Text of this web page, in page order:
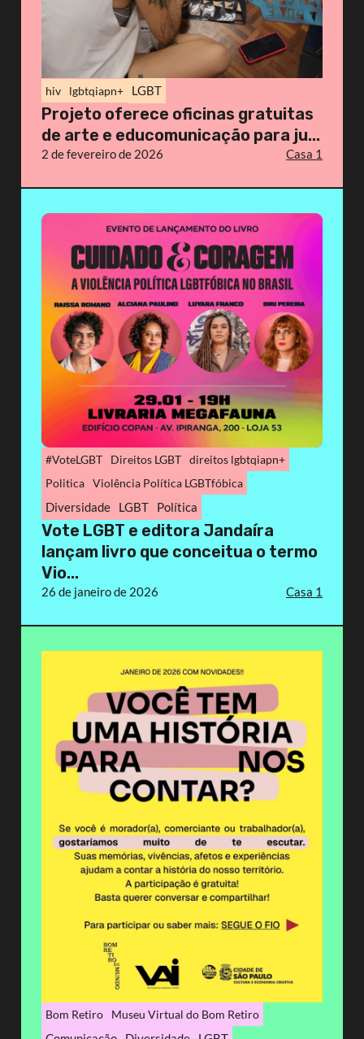
hiv lgbtqiapn+ LGBT
Projeto oferece oficinas gratuitas
de arte e educomunicação para ju...
2 de fevereiro de 2026 Casa 1
#VoteLGBT Direitos LGBT direitos lgbtqiapn+
Politica Violência Política LGBTfóbica
Diversidade LGBT Política
Vote LGBT e editora Jandaíra
lançam livro que conceitua o termo
Vio...
26 de janeiro de 2026 Casa 1
Bom Retiro Museu Virtual do Bom Retiro